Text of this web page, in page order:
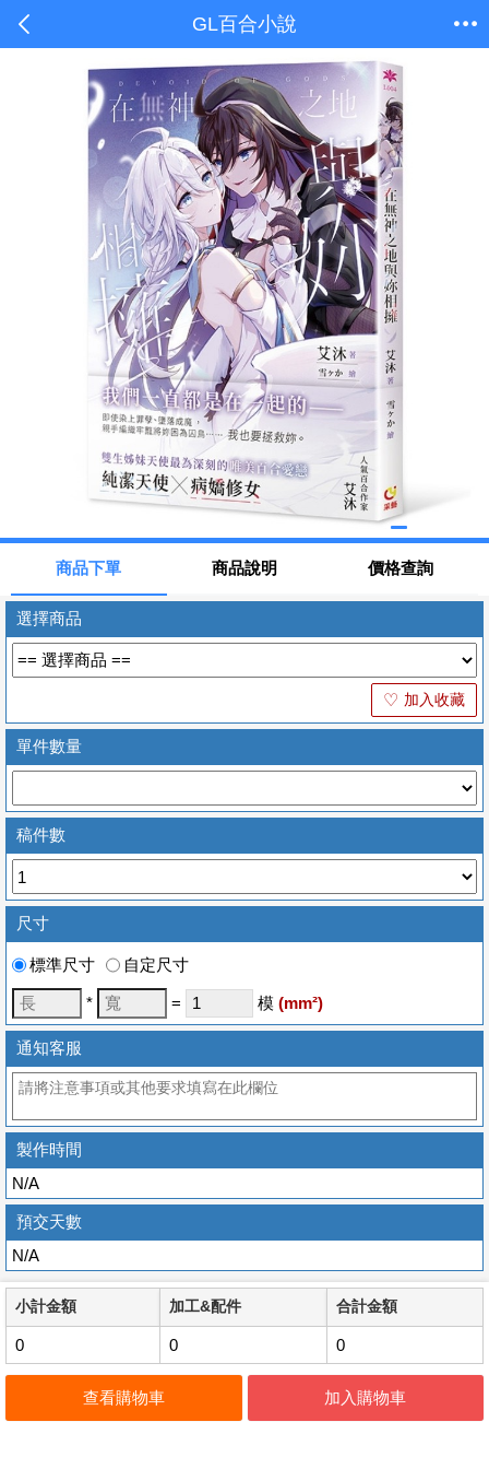
GL百合小說
商品下單 商品說明 價格查詢
選擇商品
♡ 加入收藏
單件數量
稿件數
尺寸
標準尺寸 自定尺寸
* = 模 (mm²)
通知客服
製作時間
N/A
預交天數
N/A
小計金額 加工&配件 合計金額
0 0 0
查看購物車 加入購物車